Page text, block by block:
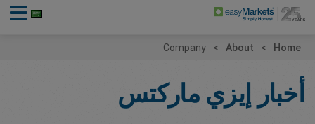
Home
About
Company
أخبار إيزي ماركتس